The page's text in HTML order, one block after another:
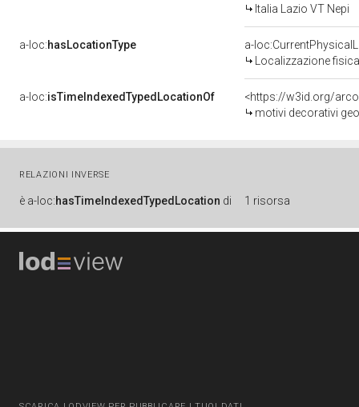
Italia Lazio VT Nepi
a-loc:hasLocationType
a-
Localizzazione
a-loc:isTimeIndexedTypedLocationOf
<https://w3id.org/
motivi decorativi
RELAZIONI INVERSE
è a-loc:hasTimeIndexedTypedLocation di 1 risorsa